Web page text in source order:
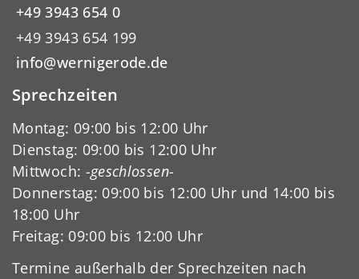
+49 3943 654 0
+49 3943 654 199
info@wernigerode.de
Sprechzeiten
Montag: 09:00 bis 12:00 Uhr
Dienstag: 09:00 bis 12:00 Uhr
Mittwoch: -geschlossen-
Donnerstag: 09:00 bis 12:00 Uhr und 14:00 bis
18:00 Uhr
Freitag: 09:00 bis 12:00 Uhr
Termine außerhalb der Sprechzeiten nach